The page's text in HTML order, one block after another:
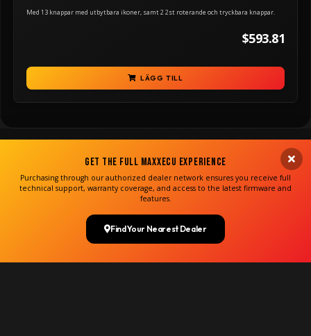
Med 13 knappar med utbytbara ikoner, samt 2 2st roterande och tryckbara knappar.
$593.81
LÄGG TILL
Copyright MaxxECU 2026 ©
(US)
Get the Full MaxxECU Experience
Purchasing through our authorized dealer network ensures you receive full
technical support, warranty coverage, and access to the latest firmware and
features.
Find Your Nearest Dealer